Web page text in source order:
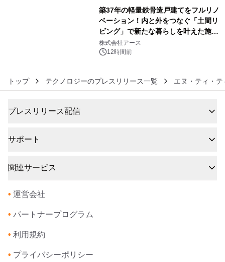
築37年の軽量鉄骨造戸建てをフルリノ
ベーション！内と外をつなぐ「土間リ
ビング」で新たな暮らしを叶えた施工
事例を株式会社アースが公開
株式会社アース
12時間前
トップ テクノロジーのプレスリリース一覧 エヌ・ティ・
プレスリリース配信
サポート
関連サービス
• 運営会社
• パートナープログラム
• 利用規約
• プライバシーポリシー